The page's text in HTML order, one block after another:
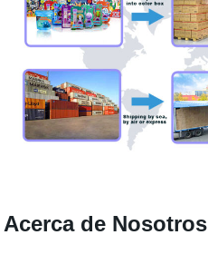
Acerca de Nosotros